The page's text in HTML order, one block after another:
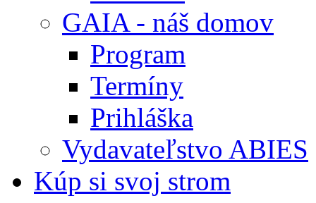
GAIA - náš domov
Program
Termíny
Prihláška
Vydavateľstvo ABIES
Kúp si svoj strom